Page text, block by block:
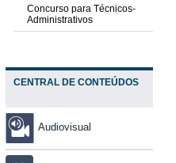
Concurso para Técnicos-
Administrativos
CENTRAL DE CONTEÚDOS
Audiovisual